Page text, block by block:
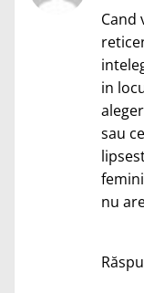
Cand
in
sau
nu